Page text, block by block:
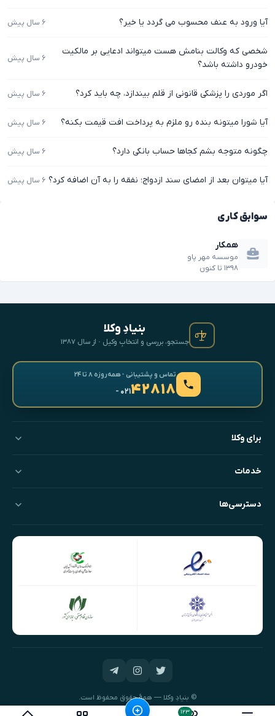
۱۲۳
آیا ورود به عنف محسوب می گردد یا خیر؟ ۶ سال پیش
شخصی که وکالت بنامش هست میتواند ادعایی بر مالکیت
خودرو ‌داشته باشد؟
۶ سال پیش
اگر موردی را پزشکی قانونی از قلم بیندازد، چه باید کرد؟ ۶ سال پیش
آیا شورا میتونه بنده رو ملزم به پرداخت افت قیمت بکنه؟ ۶ سال پیش
چگونه متوجه بشم کجاها حساب بانکی دارد؟ ۶ سال پیش
آیا میتوان بعد از امضای سند ازدواج؛ نفقه را به آن اضافه کرد؟ ۶ سال پیش
سوابق کاری
همکار
موسسه مهر پاو
۱۳۹۸ تا کنون
بنیادِ وکلا
جستجو، بررسی و انتخابِ وکیل · از سال ۱۳۸۷
تماس و پشتیبانی · همه‌روزه ۸ تا ۲۴
۴۲۸۱۸- ۰۲۱
برای وکلا
خدمات
دسترسی‌ها
© بنیادِ وکلا — همهٔ حقوق محفوظ است.
طراحی و توسعه:نیک‌داده‌پرداز